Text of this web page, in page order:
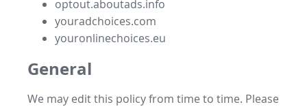
optout.aboutads.info
youradchoices.com
youronlinechoices.eu
General
We may edit this policy from time to time. Please